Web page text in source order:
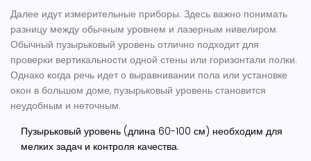
Далее идут измерительные приборы. Здесь важно понимать
разницу между обычным уровнем и лазерным нивелиром.
Обычный пузырьковый уровень отлично подходит для
проверки вертикальности одной стены или горизонтали полки.
Однако когда речь идет о выравнивании пола или установке
окон в большом доме, пузырьковый уровень становится
неудобным и неточным.
Пузырьковый уровень (длина 60-100 см) необходим для
мелких задач и контроля качества.